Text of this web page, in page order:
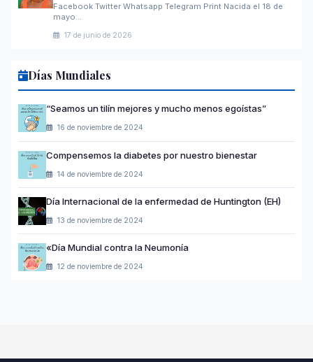
Facebook Twitter Whatsapp Telegram Print Nacida el 18 de
mayo…
17 de junio de 2026
Días Mundiales
“Seamos un tilín mejores y mucho menos egoístas”
16 de noviembre de 2024
Compensemos la diabetes por nuestro bienestar
14 de noviembre de 2024
Día Internacional de la enfermedad de Huntington (EH)
13 de noviembre de 2024
«Día Mundial contra la Neumonía
12 de noviembre de 2024